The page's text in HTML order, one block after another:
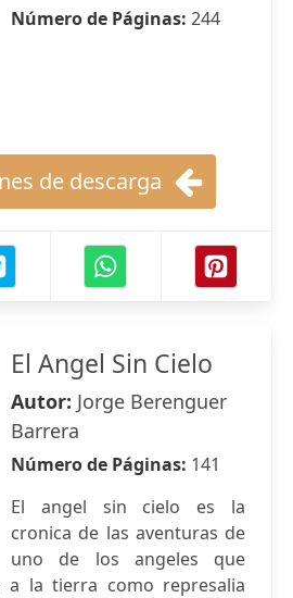
Número de Páginas: 244
de descarga
El Angel Sin Cielo
Autor: Jorge Berenguer
Barrera
Número de Páginas: 141
El angel sin cielo es la
cronica de las aventuras de
uno de los angeles que
a la tierra como represalia